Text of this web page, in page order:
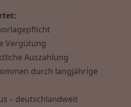
Vergütung
Auszahlung
durch langjährige
– deutschlandweit